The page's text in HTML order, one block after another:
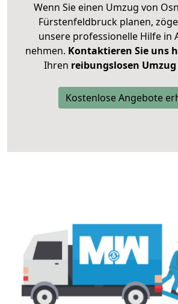
Wenn Sie einen Umzug von
Fürstenfeldbruck planen,
unsere professionelle Hilfe in
nehmen. Kontaktieren Sie uns
Ihren reibungslosen Umzug
Kostenlose Angebote